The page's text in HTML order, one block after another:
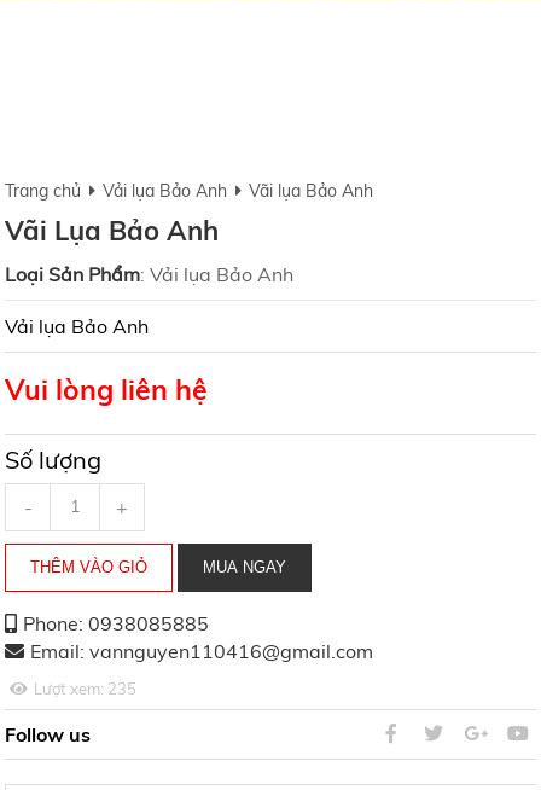
Trang chủ Vải lụa Bảo Anh Vãi lụa Bảo Anh
Vãi Lụa Bảo Anh
Loại Sản Phẩm: Vải lụa Bảo Anh
Vải lụa Bảo Anh
Vui lòng liên hệ
Số lượng
- +
Phone: 0938085885
Email: vannguyen110416@gmail.com
Lượt xem: 235
Follow us